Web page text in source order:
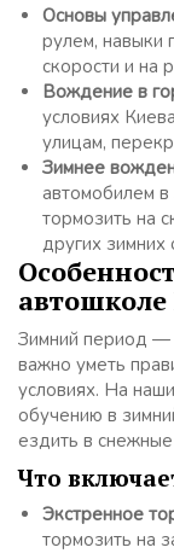
Основы
рулем, навыки
скорости и на
Вождение в
условиях
улицам,
Зимнее
автомобилем
тормозить на
других зимних
автошколе
Зимний период —
важно уметь
условиях. На
обучению в
ездить в
Что
Экстренное
тормозить на